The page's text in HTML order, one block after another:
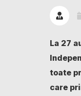
La 27
toate
care